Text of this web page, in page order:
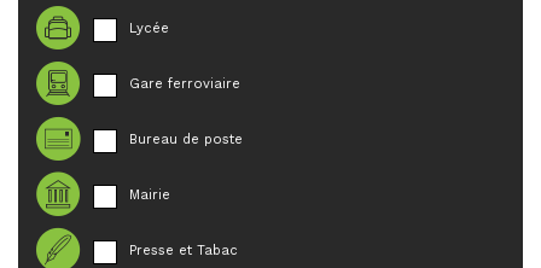
Lycée
Gare ferroviaire
Bureau de poste
Mairie
Presse et Tabac